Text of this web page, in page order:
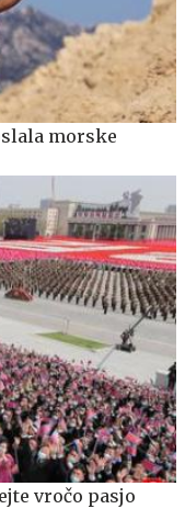
morske
vročo pasjo